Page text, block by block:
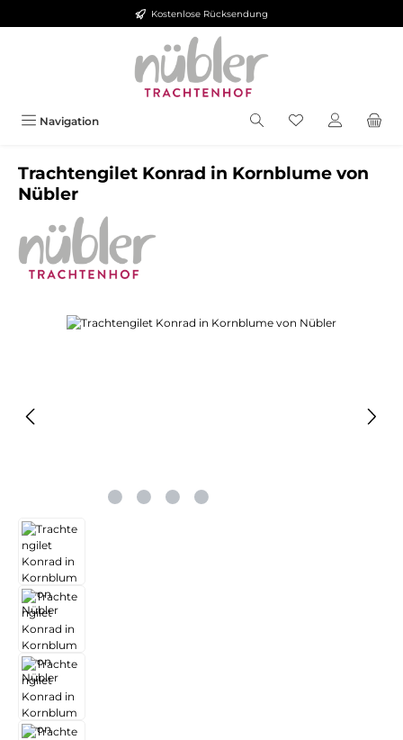
Zum Hauptinhalt springen Kostenlose Rücksendung
Navigation
Trachtengilet Konrad in Kornblume von
Nübler
Bildergalerie überspringen